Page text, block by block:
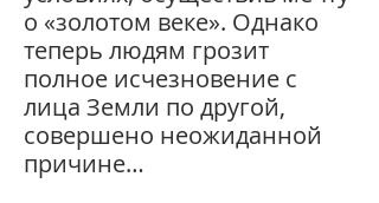
о «золотом веке». Однако
теперь людям грозит
полное исчезновение с
лица Земли по другой,
совершено неожиданной
причине…